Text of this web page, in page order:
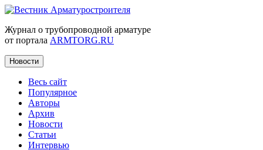
Журнал о трубопроводной арматуре
от портала ARMTORG.RU
Новости
Весь сайт
Популярное
Авторы
Архив
Новости
Статьи
Интервью